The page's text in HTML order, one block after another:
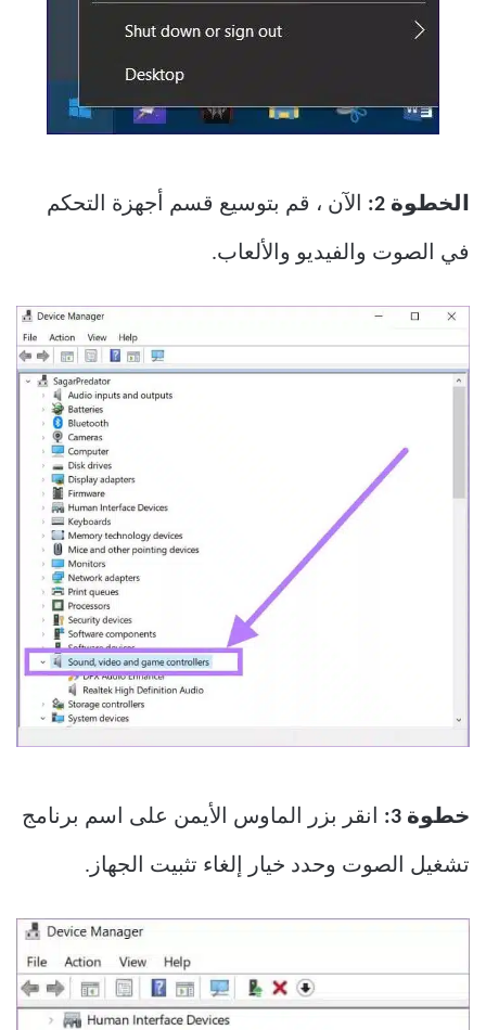
الخطوة 2: الآن ، قم بتوسيع قسم أجهزة التحكم
في الصوت والفيديو والألعاب.
خطوة 3: انقر بزر الماوس الأيمن على اسم برنامج
تشغيل الصوت وحدد خيار إلغاء تثبيت الجهاز.